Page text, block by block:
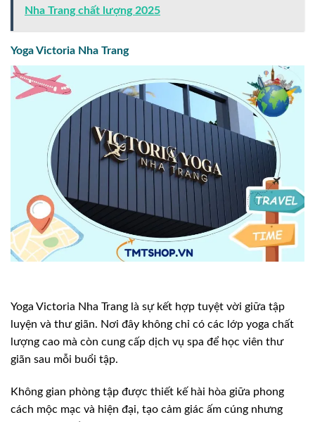
Nha Trang chất lượng 2025
Yoga Victoria Nha Trang
Yoga Victoria Nha Trang là sự kết hợp tuyệt vời giữa tập
luyện và thư giãn. Nơi đây không chỉ có các lớp yoga chất
lượng cao mà còn cung cấp dịch vụ spa để học viên thư
giãn sau mỗi buổi tập.
Không gian phòng tập được thiết kế hài hòa giữa phong
cách mộc mạc và hiện đại, tạo cảm giác ấm cúng nhưng